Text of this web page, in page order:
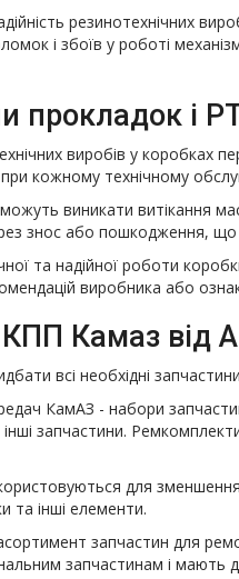
резинотехнічних
і збоїв у роботі
прокладок і
виробів у коробках
кожному технічному
виникати витікання
знос або пошкодження, що
та надійної роботи
виробника або
Камаз від
всі необхідні
КамАЗ - набори
інші запчастини.
для
та інші елементи.
запчастин для
запчастинам і